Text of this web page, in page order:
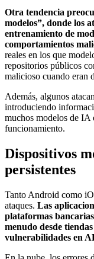
Otra tendencia
modelos”, donde los
entrenamiento de
comportamientos
reales en los que
repositorios públicos
malicioso cuando eran
Además, algunos
introduciendo
muchos modelos de IA
funcionamiento.
Dispositivos
persistentes
Tanto Android como
ataques. Las
plataformas
menudo desde
vulnerabilidades en